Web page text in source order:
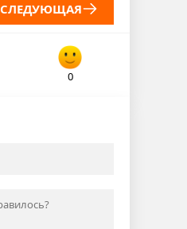
СЛЕДУЮЩАЯ
0